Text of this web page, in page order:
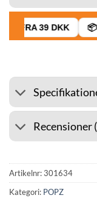
FRA 39 DKK 📦
Recensioner
Artikelnr:301634
Kategori: POPZ